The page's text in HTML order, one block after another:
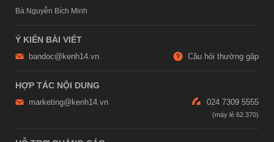
Bà Nguyễn Bích Minh
Ý KIẾN BÀI VIẾT
bandoc@kenh14.vn Câu hỏi thường gặp
HỢP TÁC NỘI DUNG
marketing@kenh14.vn 024 7309 5555